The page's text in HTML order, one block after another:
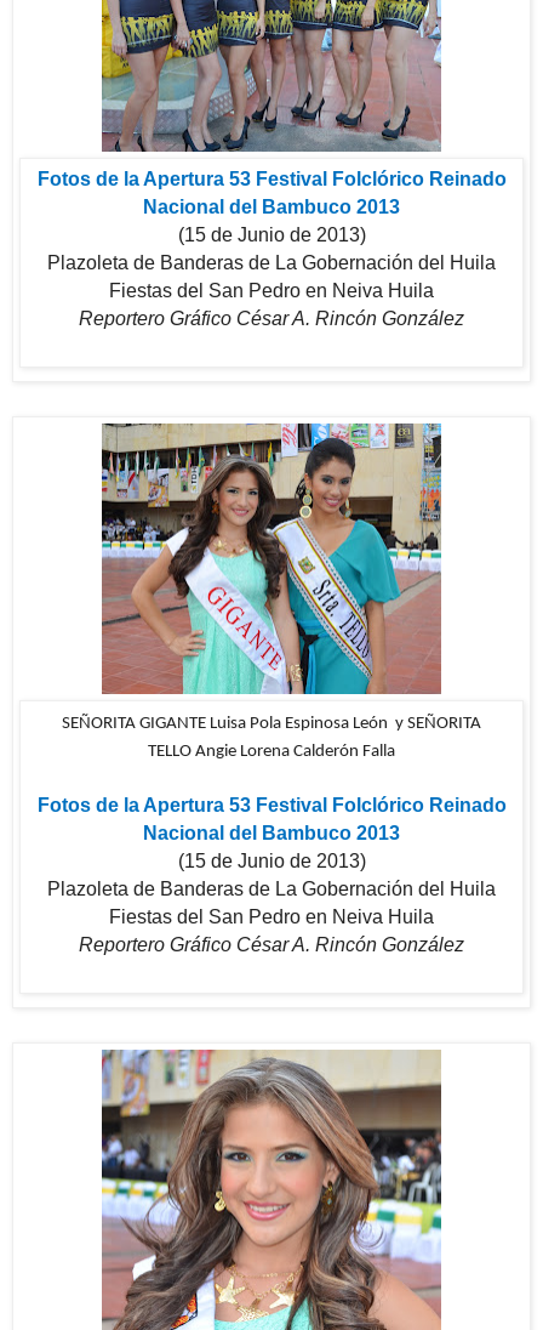
Fotos de la Apertura 53 Festival Folclórico Reinado
Nacional del Bambuco 2013
(15 de Junio de 2013)
Plazoleta de Banderas de La Gobernación del Huila
Fiestas del San Pedro en Neiva Huila
Reportero Gráfico César A. Rincón González
SEÑORITA GIGANTE Luisa Pola Espinosa León y SEÑORITA
TELLO Angie Lorena Calderón Falla
Fotos de la Apertura 53 Festival Folclórico Reinado
Nacional del Bambuco 2013
(15 de Junio de 2013)
Plazoleta de Banderas de La Gobernación del Huila
Fiestas del San Pedro en Neiva Huila
Reportero Gráfico César A. Rincón González